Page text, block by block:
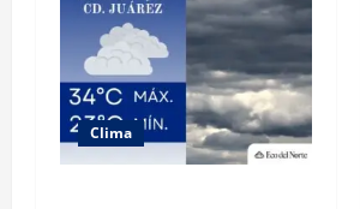
Clima